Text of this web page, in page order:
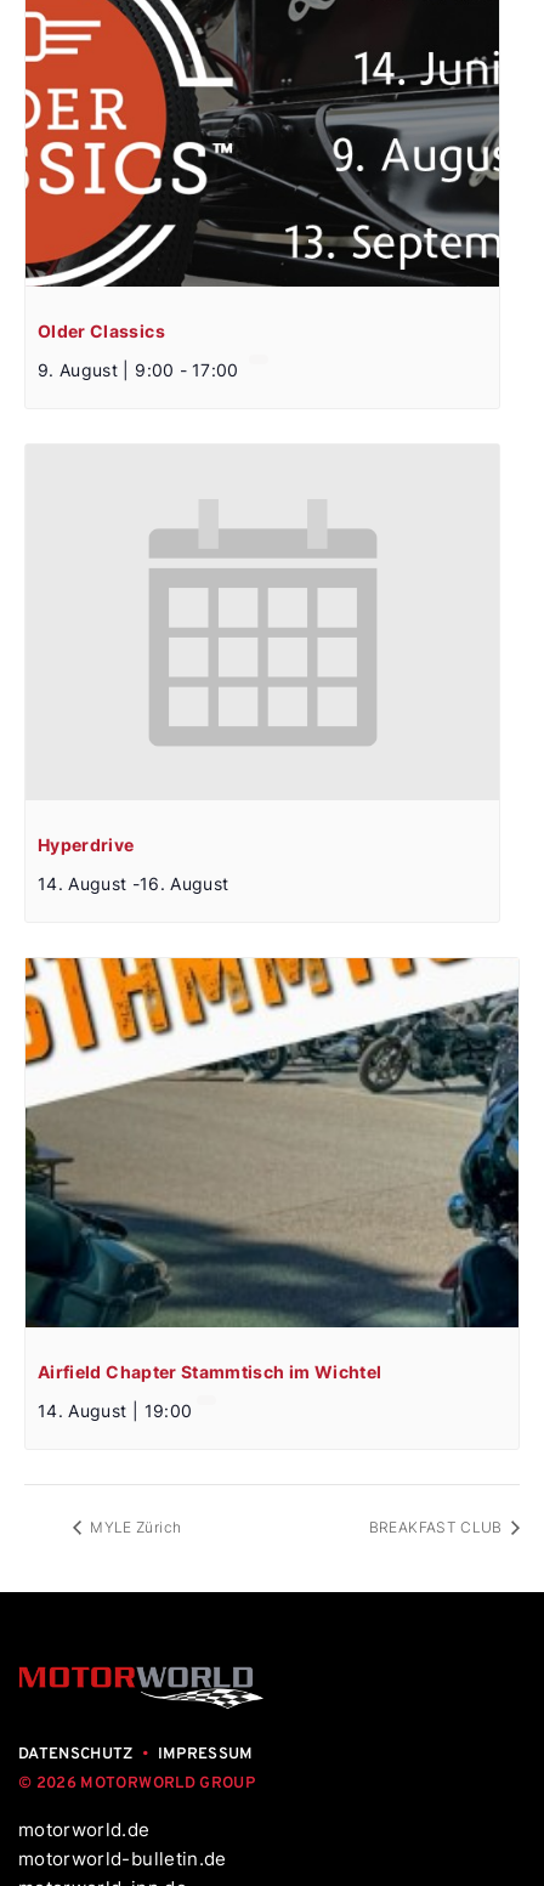
Older Classics
9. August | 9:00 - 17:00
Hyperdrive
14. August -16. August
Airfield Chapter Stammtisch im Wichtel
14. August | 19:00
MYLE Zürich BREAKFAST CLUB
DATENSCHUTZ • IMPRESSUM
© 2026 MOTORWORLD GROUP
motorworld.de
motorworld-bulletin.de